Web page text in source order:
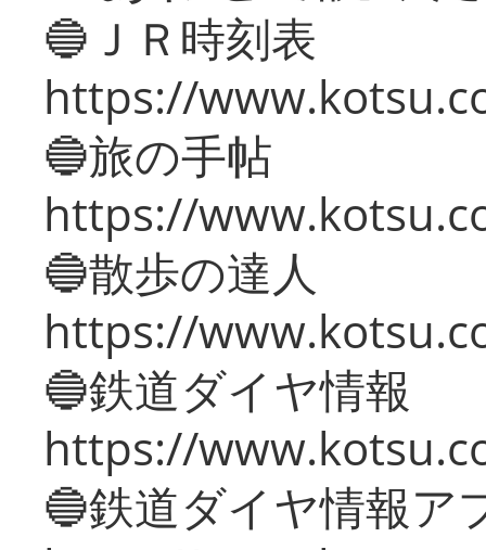
🔵ＪＲ時刻表
https://
🔵旅の手帖
https://
🔵散歩の達人
https://
🔵鉄道ダイヤ情報
https://
🔵鉄道ダイヤ情報ア